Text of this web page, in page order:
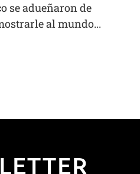
se adueñaron de
al mundo...